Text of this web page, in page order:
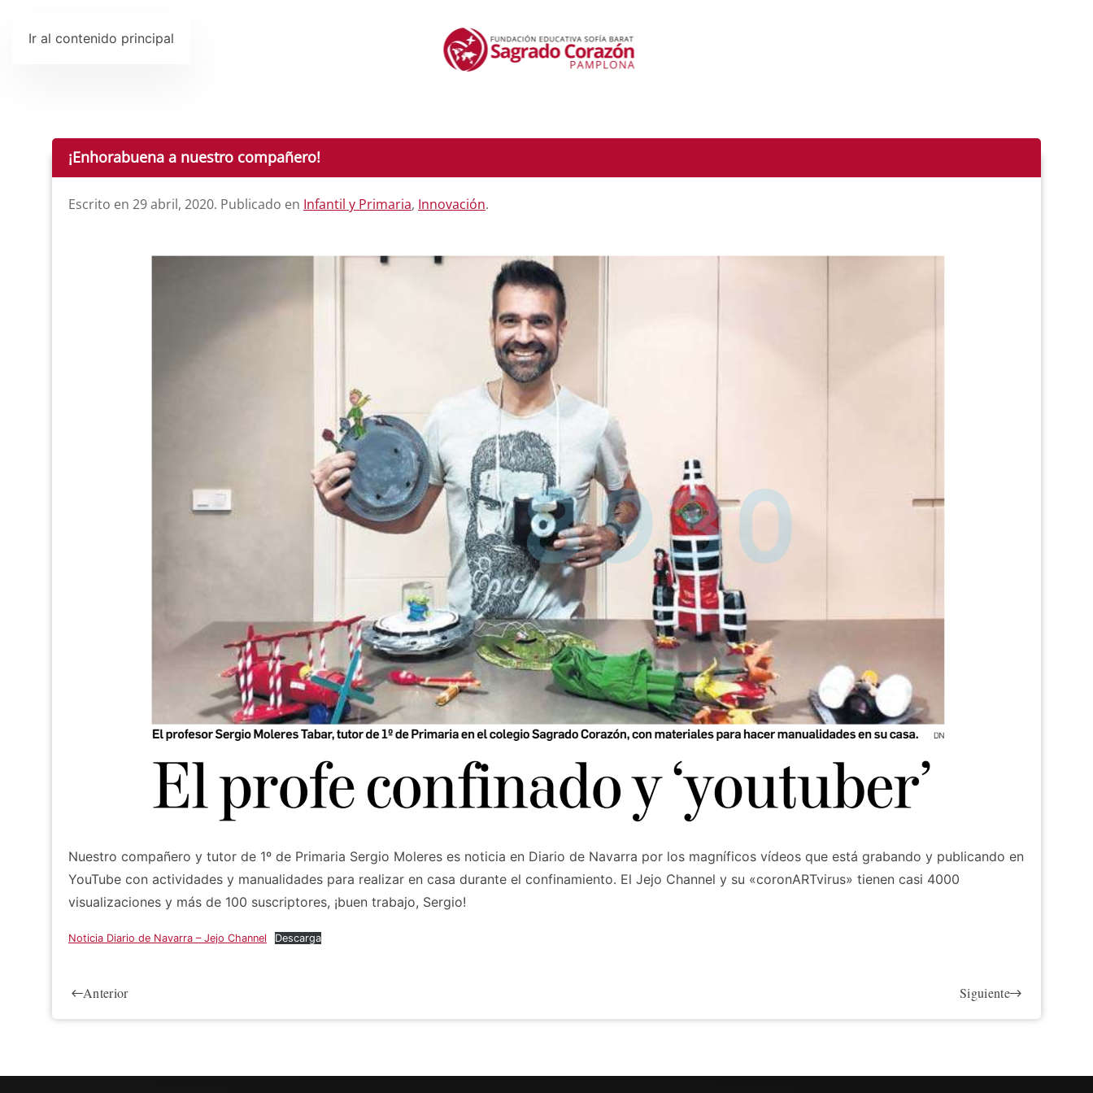
Ir al contenido principal
¡Enhorabuena a nuestro compañero!
Escrito en 29 abril, 2020. Publicado en Infantil y Primaria, Innovación.
Nuestro compañero y tutor de 1º de Primaria Sergio Moleres es noticia en Diario de Navarra por los magníficos vídeos que está grabando y publicando en
YouTube con actividades y manualidades para realizar en casa durante el confinamiento. El Jejo Channel y su «coronARTvirus» tienen casi 4000
visualizaciones y más de 100 suscriptores, ¡buen trabajo, Sergio!
Noticia Diario de Navarra – Jejo Channel Descarga
Anterior Siguiente